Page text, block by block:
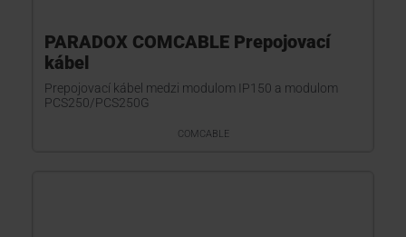
PARADOX COMCABLE Prepojovací
kábel
Prepojovací kábel medzi modulom IP150 a modulom
PCS250/PCS250G
COMCABLE